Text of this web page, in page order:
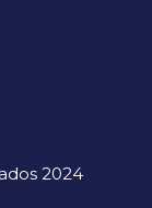
2024